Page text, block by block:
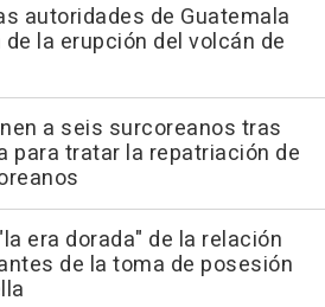
autoridades de Guatemala
la erupción del volcán de
a seis surcoreanos tras
para tratar la repatriación de
era dorada" de la relación
de la toma de posesión